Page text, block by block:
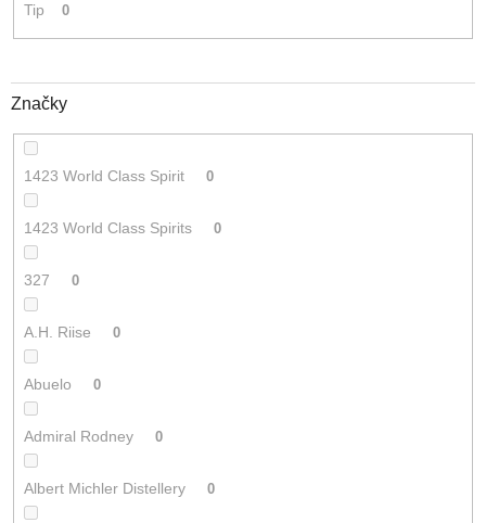
Tip 0
Značky
1423 World Class Spirit 0
1423 World Class Spirits 0
327 0
A.H. Riise 0
Abuelo 0
Admiral Rodney 0
Albert Michler Distellery 0